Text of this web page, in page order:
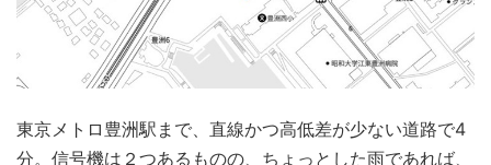
東京メトロ豊洲駅まで、直線かつ高低差が少ない道路で4
分。信号機は２つあるものの、ちょっとした雨であれば、